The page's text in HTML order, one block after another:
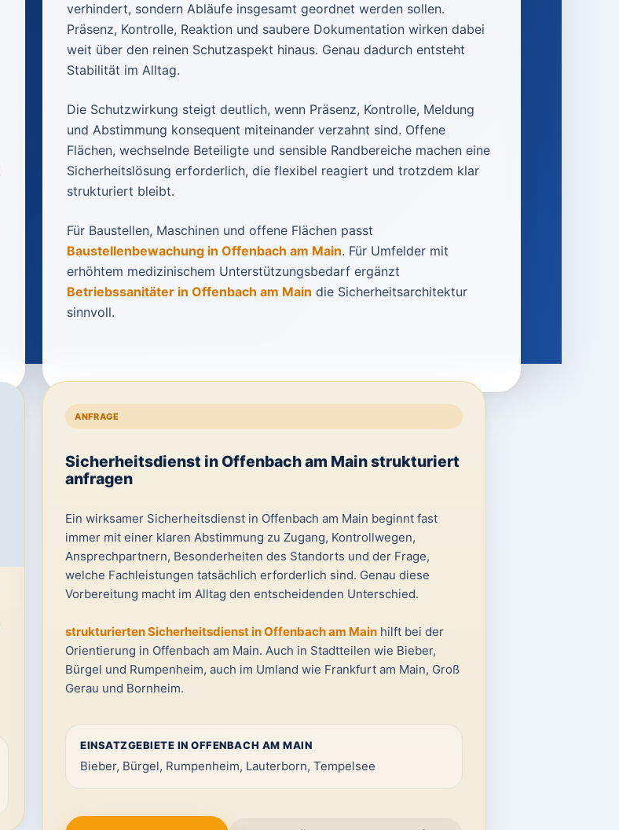
verhindert, sondern Abläufe insgesamt geordnet werden sollen.
Präsenz, Kontrolle, Reaktion und saubere Dokumentation wirken dabei
weit über den reinen Schutzaspekt hinaus. Genau dadurch entsteht
Stabilität im Alltag.
Die Schutzwirkung steigt deutlich, wenn Präsenz, Kontrolle, Meldung
und Abstimmung konsequent miteinander verzahnt sind. Offene
Flächen, wechselnde Beteiligte und sensible Randbereiche machen eine
Sicherheitslösung erforderlich, die flexibel reagiert und trotzdem klar
strukturiert bleibt.
Für Baustellen, Maschinen und offene Flächen passt
Baustellenbewachung in Offenbach am Main. Für Umfelder mit
erhöhtem medizinischem Unterstützungsbedarf ergänzt
Betriebssanitäter in Offenbach am Main die Sicherheitsarchitektur
sinnvoll.
ANFRAGE
Sicherheitsdienst in Offenbach am Main strukturiert
anfragen
Ein wirksamer Sicherheitsdienst in Offenbach am Main beginnt fast
immer mit einer klaren Abstimmung zu Zugang, Kontrollwegen,
Ansprechpartnern, Besonderheiten des Standorts und der Frage,
welche Fachleistungen tatsächlich erforderlich sind. Genau diese
Vorbereitung macht im Alltag den entscheidenden Unterschied.
strukturierten Sicherheitsdienst in Offenbach am Main hilft bei der
Orientierung in Offenbach am Main. Auch in Stadtteilen wie Bieber,
Bürgel und Rumpenheim, auch im Umland wie Frankfurt am Main, Groß
Gerau und Bornheim.
EINSATZGEBIETE IN OFFENBACH AM MAIN
Bieber, Bürgel, Rumpenheim, Lauterborn, Tempelsee